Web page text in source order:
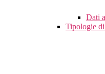
Dati
Tipologie